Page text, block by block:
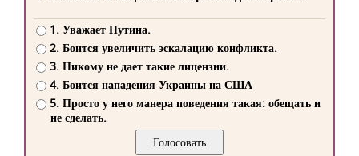
1. Уважает Путина.
2. Боится увеличить эскалацию конфликта.
3. Никому не дает такие лицензии.
4. Боится нападения Украины на США
5. Просто у него манера поведения такая: обещать и
не сделать.